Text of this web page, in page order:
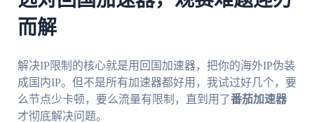
而解
解决IP限制的核心就是用回国加速器，把你的海外IP伪装
成国内IP。但不是所有加速器都好用，我试过好几个，要
么节点少卡顿，要么流量有限制，直到用了番茄加速器
才彻底解决问题。